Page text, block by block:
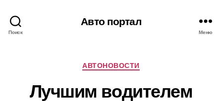
Поиск
Авто портал
Меню
Рубрики
АВТОНОВОСТИ
Лучшим водителем